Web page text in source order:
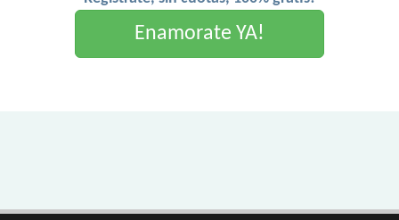
Enamorate YA!